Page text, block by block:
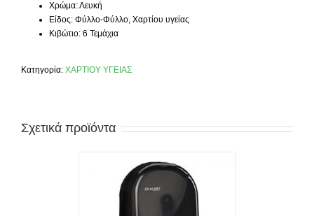
Χρώμα: Λευκή
Είδος: Φύλλο-Φύλλο, Χαρτίου υγείας
Κιβώτιο: 6 Τεμάχια
Κατηγορία: ΧΑΡΤΙΟΥ ΥΓΕΙΑΣ
Σχετικά προϊόντα